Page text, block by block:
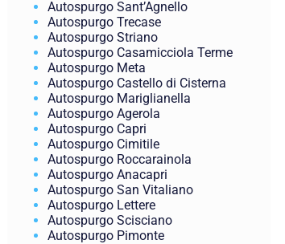
Autospurgo Sant’Agnello
Autospurgo Trecase
Autospurgo Striano
Autospurgo Casamicciola Terme
Autospurgo Meta
Autospurgo Castello di Cisterna
Autospurgo Mariglianella
Autospurgo Agerola
Autospurgo Capri
Autospurgo Cimitile
Autospurgo Roccarainola
Autospurgo Anacapri
Autospurgo San Vitaliano
Autospurgo Lettere
Autospurgo Scisciano
Autospurgo Pimonte